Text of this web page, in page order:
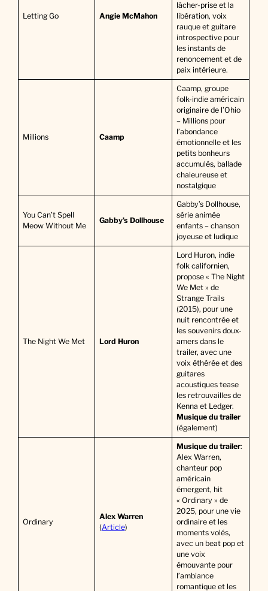
Letting Go Angie McMahon
lâcher-prise et la
libération, voix
rauque et guitare
introspective pour
les instants de
renoncement et de
paix intérieure.
Millions Caamp
Caamp, groupe
folk-indie américain
originaire de l’Ohio
– Millions pour
l’abondance
émotionnelle et les
petits bonheurs
accumulés, ballade
chaleureuse et
nostalgique
You Can’t Spell
Meow Without Me
Gabby’s Dollhouse
Gabby’s Dollhouse,
série animée
enfants – chanson
joyeuse et ludique
The Night We Met Lord Huron
Lord Huron, indie
folk californien,
propose « The Night
We Met » de
Strange Trails
(2015), pour une
nuit rencontrée et
les souvenirs doux-
amers dans le
trailer, avec une
voix éthérée et des
guitares
acoustiques tease
les retrouvailles de
Kenna et Ledger.
Musique du trailer
(également)
Ordinary
Alex Warren
(Article)
Musique du trailer:
Alex Warren,
chanteur pop
américain
émergent, hit
« Ordinary » de
2025, pour une vie
ordinaire et les
moments volés,
avec un beat pop et
une voix
émouvante pour
l’ambiance
romantique et les